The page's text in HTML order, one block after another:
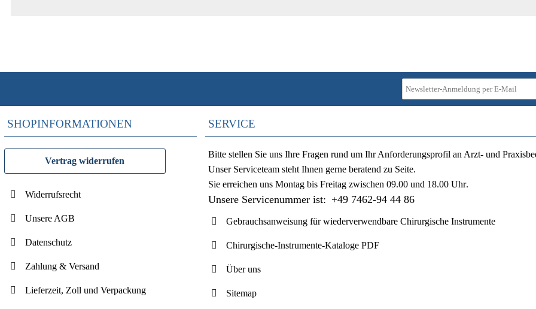
SHOPINFORMATIONEN
Vertrag widerrufen
Widerrufsrecht
Unsere AGB
Datenschutz
Zahlung & Versand
Lieferzeit, Zoll und Verpackung
SERVICE
Bitte stellen Sie uns Ihre Fragen rund um Ihr Anforderungsprofil an Arzt- und
Unser Serviceteam steht Ihnen gerne beratend zu Seite.
Sie erreichen uns Montag bis Freitag zwischen 09.00 und 18.00 Uhr.
Unsere Servicenummer ist: +49 7462-94 44 86
Gebrauchsanweisung für wiederverwendbare Chirurgische Instrumente
Chirurgische-Instrumente-Kataloge PDF
Über uns
Sitemap